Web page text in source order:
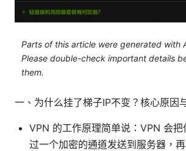
Parts of this article were generated with
Please double-check important details
them.
一、为什么挂了梯子IP不变？核心原因
VPN 的工作原理简单说：VPN 会把
过一个加密的通道发送到服务器，